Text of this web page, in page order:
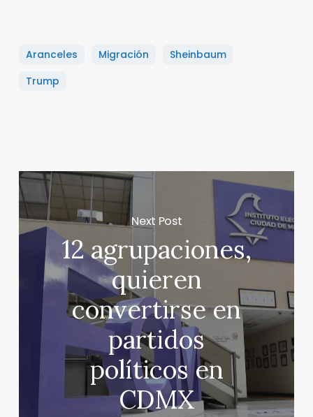
Aranceles Migración
Sheinbaum
Trump
Next Post
12 agrupaciones,
quieren
convertirse en
partidos
políticos en
CDMX